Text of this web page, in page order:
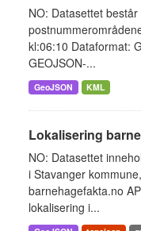
NO: Datasettet
kl:06:10 Dataformat:
GEOJSON-...
GeoJSON KML
Lokalisering
NO: Datasettet
i Stavanger
barnehagefakta.no
lokalisering i...